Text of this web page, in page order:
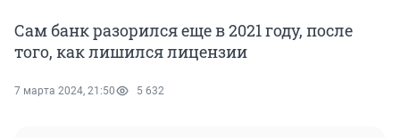
Сам банк разорился еще в 2021 году, после
того, как лишился лицензии
7 марта 2024, 21:50 5 632